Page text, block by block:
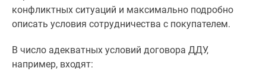
поселки
Коттеджные
поселки
конфликтных ситуаций и максимально подробно
описать условия сотрудничества с покупателем.
В число адекватных условий договора ДДУ,
например, входят: